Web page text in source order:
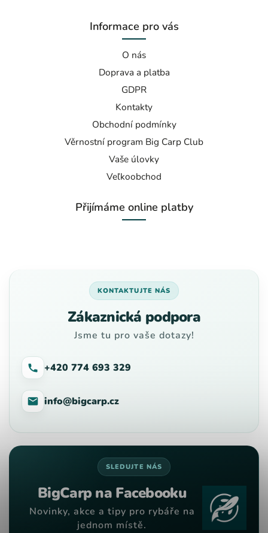
Informace pro vás
O nás
Doprava a platba
GDPR
Kontakty
Obchodní podmínky
Věrnostní program Big Carp Club
Vaše úlovky
Veľkoobchod
Přijímáme online platby
KONTAKTUJTE NÁS
Zákaznická podpora
Jsme tu pro vaše dotazy!
+420 774 693 329
info@bigcarp.cz
SLEDUJTE NÁS
BigCarp na Facebooku
Novinky, akce a tipy pro rybáře na
jednom místě.